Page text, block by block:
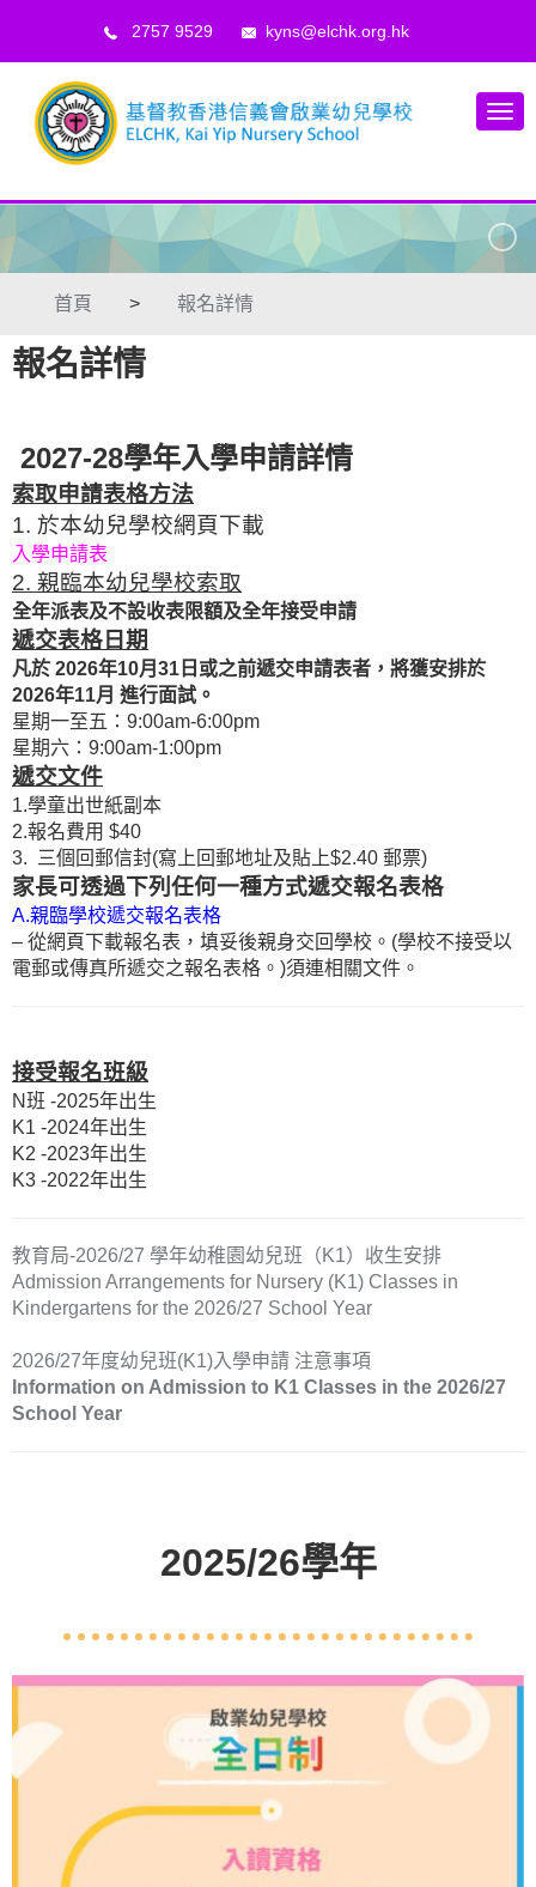
2757 9529 kyns@elchk.org.hk
首頁 > 報名詳情
報名詳情
2027-28學年入學申請詳情
索取申請表格方法
1. 於本幼兒學校網頁下載
入學申請表
2. 親臨本幼兒學校索取
全年派表及不設收表限額及全年接受申請
遞交表格日期
凡於 2026年10月31日或之前遞交申請表者，將獲安排於
2026年11月 進行面試。
星期一至五：9:00am-6:00pm
星期六：9:00am-1:00pm
遞交文件
1.學童出世紙副本
2.報名費用 $40
3. 三個回郵信封(寫上回郵地址及貼上$2.40 郵票)
家長可透過下列任何一種方式遞交報名表格
A.親臨學校遞交報名表格
– 從網頁下載報名表，填妥後親身交回學校。(學校不接受以
電郵或傳真所遞交之報名表格。)須連相關文件。
接受報名班級
N班 -2025年出生
K1 -2024年出生
K2 -2023年出生
K3 -2022年出生
教育局-2026/27 學年幼稚園幼兒班（K1）收生安排
Admission Arrangements for Nursery (K1) Classes in
Kindergartens for the 2026/27 School Year
2026/27年度幼兒班(K1)入學申請 注意事項
Information on Admission to K1 Classes in the 2026/27
School Year
2025/26學年